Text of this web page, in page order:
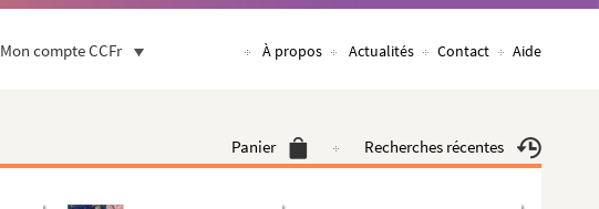
Mon compte CCFr À propos Actualités Contact Aide
Panier Recherches récentes